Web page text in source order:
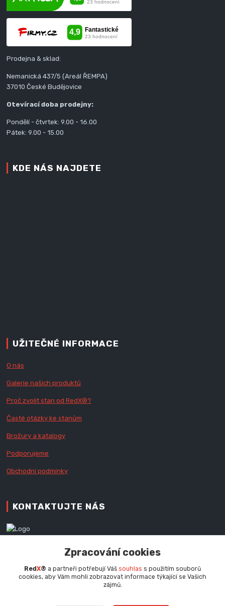
Prodejna & sklad:
Nemanická 437/5 (Areál ŘEMPA)
37010 České Budějovice
Otevírací doba prodejny:
Pondělí - čtvrtek: 9.00 - 16.00
Pátek: 9.00 - 15.00
KDE NÁS NAJDETE
UŽITEČNÉ INFORMACE
O nás
Galerie našich produktů
Proč zvolit stan od RedX®?
Časté otázky ke stanům
Brožury a katalogy
Podporujeme
Obchodní podmínky
KONTAKTUJTE NÁS
+420 777 979 111
info@redx.cz
Zpracování cookies
Red X® a partneři potřebují Váš souhlas s použitím souborů
cookies, aby Vám mohli zobrazovat informace týkající se Vašich
zájmů.